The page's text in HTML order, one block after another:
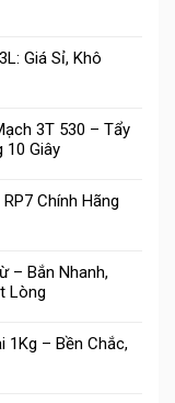
Giá Sỉ, Khô
3T 530 – Tẩy
10 Giây
Chính Hãng
– Bắn Nhanh,
Lòng
1Kg – Bền Chắc,